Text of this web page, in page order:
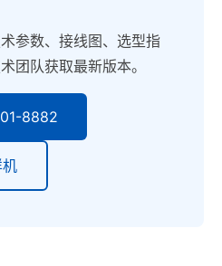
参数、接线图、选型指
团队获取最新版本。
8882